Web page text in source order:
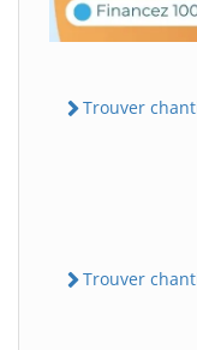
Trouver
Trouver